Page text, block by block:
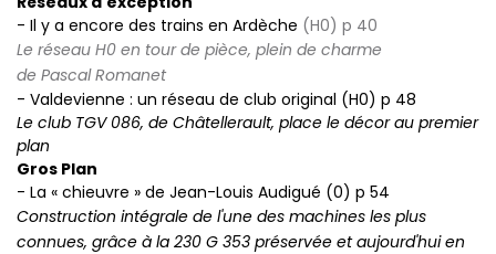
- Il y a encore des trains en Ardèche (H0) p 40
Le réseau H0 en tour de pièce, plein de charme
de PascalRomanet
- Valdevienne : un réseau de club original (H0) p 48
Le club TGV 086, de Châtellerault, place le décor au premier
plan
Gros Plan
- La « chieuvre » de Jean-Louis Audigué (0) p 54
Construction intégrale de l'une des machines les plus
connues, grâce à la 230 G 353 préservée etaujourd'huien